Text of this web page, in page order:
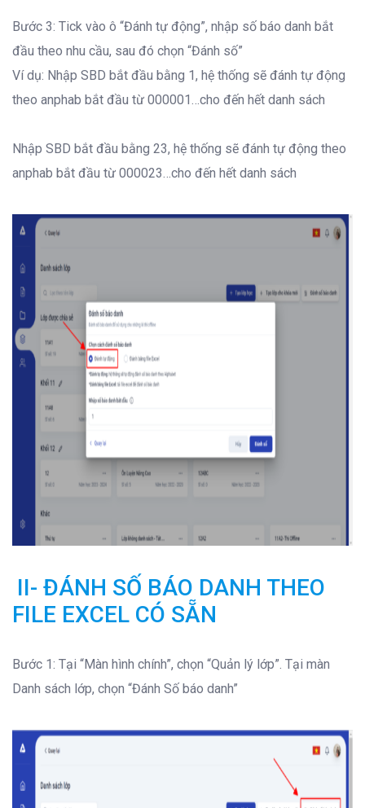
Bước 3: Tick vào ô “Đánh tự động”, nhập số báo danh bắt
đầu theo nhu cầu, sau đó chọn “Đánh số”
Ví dụ: Nhập SBD bắt đầu bằng 1, hệ thống sẽ đánh tự động
theo anphab bắt đầu từ 000001…cho đến hết danh sách
Nhập SBD bắt đầu bằng 23, hệ thống sẽ đánh tự động theo
anphab bắt đầu từ 000023…cho đến hết danh sách
II- ĐÁNH SỐ BÁO DANH THEO
FILE EXCEL CÓ SẴN
Bước 1: Tại “Màn hình chính”, chọn “Quản lý lớp”. Tại màn
Danh sách lớp, chọn “Đánh Số báo danh”